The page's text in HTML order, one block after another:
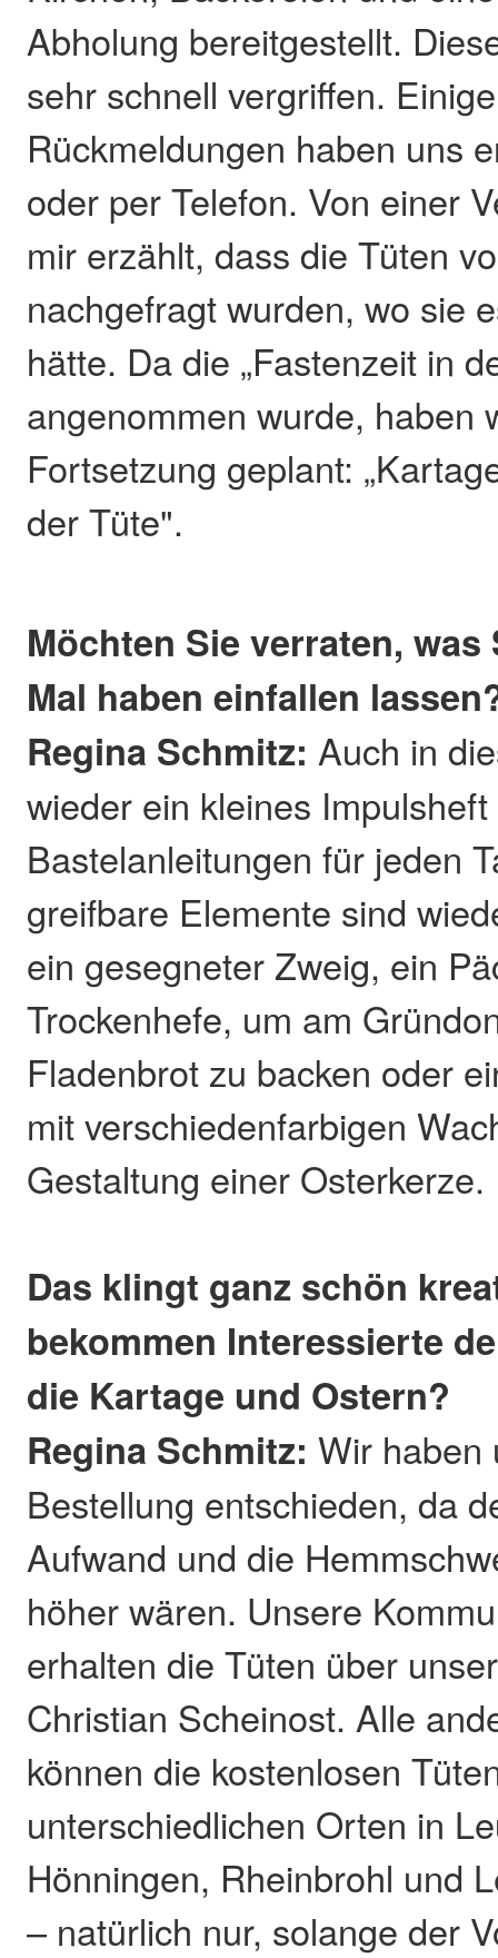
Abholung bereitgestellt.
sehr schnell vergriffen.
Rückmeldungen haben uns
oder per Telefon. Von einer
mir erzählt, dass die Tüten
nachgefragt wurden, wo sie
hätte. Da die „Fastenzeit in
angenommen wurde, haben
Fortsetzung geplant:
der Tüte".
Möchten Sie verraten,
Mal haben einfallen
Regina Schmitz: Auch in
wieder ein kleines
Bastelanleitungen für jeden
greifbare Elemente sind
ein gesegneter Zweig, ein
Trockenhefe, um am
Fladenbrot zu backen oder
mit verschiedenfarbigen
Gestaltung einer Osterkerze.
Das klingt ganz schön
bekommen Interessierte
die Kartage und Ostern?
Regina Schmitz: Wir haben
Bestellung entschieden, da
Aufwand und die
höher wären. Unsere
erhalten die Tüten über
Christian Scheinost. Alle
können die kostenlosen
unterschiedlichen Orten in
Hönningen, Rheinbrohl und
– natürlich nur, solange der